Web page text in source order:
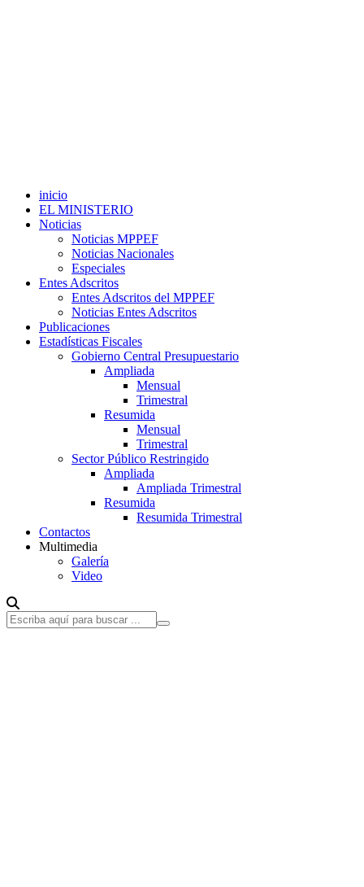
inicio
EL MINISTERIO
Noticias
Noticias MPPEF
Noticias Nacionales
Especiales
Entes Adscritos
Entes Adscritos del MPPEF
Noticias Entes Adscritos
Publicaciones
Estadísticas Fiscales
Gobierno Central Presupuestario
Ampliada
Mensual
Trimestral
Resumida
Mensual
Trimestral
Sector Público Restringido
Ampliada
Ampliada Trimestral
Resumida
Resumida Trimestral
Contactos
Multimedia
Galería
Video